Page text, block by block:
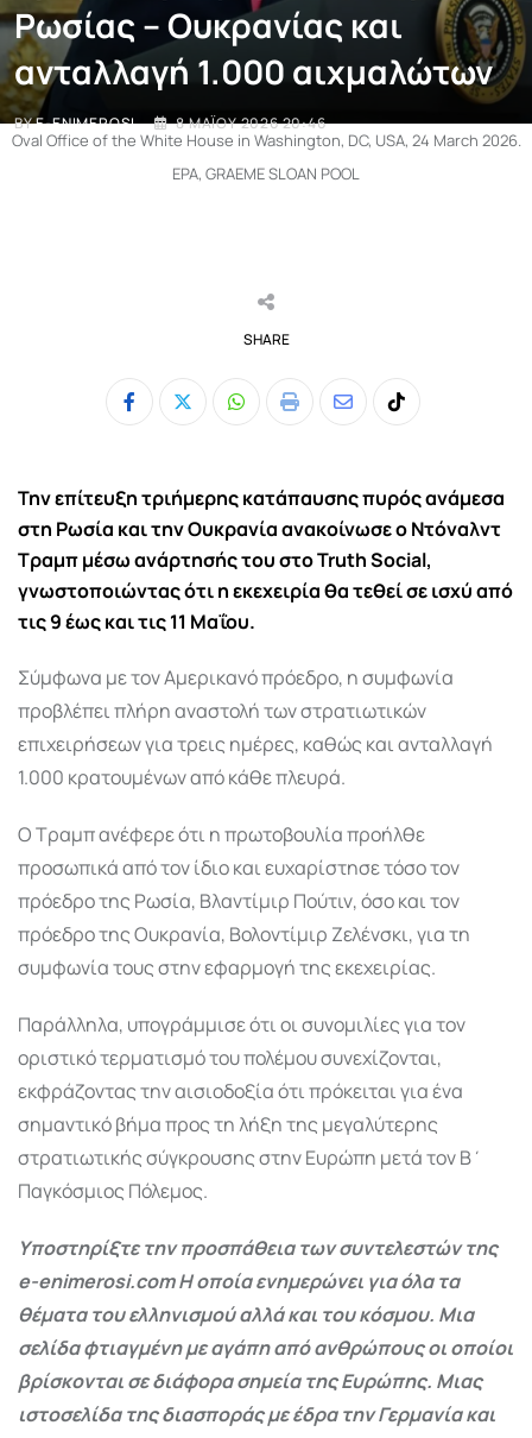
Ρωσίας – Ουκρανίας και
ανταλλαγή 1.000 αιχμαλώτων
BYE-ENIMEROSI 8 ΜΑΪ́ΟΥ 2026 20:46
Oval Office of the White House in Washington, DC, USA, 24 March 2026.
EPA, GRAEME SLOAN POOL
SHARE
Whatsapp
Print
ShareTiktok
Την επίτευξη τριήμερης κατάπαυσης πυρός ανάμεσα
στη Ρωσία και τηνΟυκρανίαανακοίνωσε οΝτόναλντ
Τραμπμέσω ανάρτησής του στο Truth Social,
γνωστοποιώντας ότι η εκεχειρία θα τεθεί σε ισχύ από
τις 9 έως και τις 11 Μαΐου.
Σύμφωνα με τον Αμερικανό πρόεδρο, η συμφωνία
προβλέπει πλήρη αναστολή των στρατιωτικών
επιχειρήσεων για τρεις ημέρες, καθώς και ανταλλαγή
1.000 κρατουμένων από κάθε πλευρά.
Ο Τραμπ ανέφερε ότι η πρωτοβουλία προήλθε
προσωπικά από τον ίδιο και ευχαρίστησε τόσο τον
πρόεδρο της Ρωσία, Βλαντίμιρ Πούτιν, όσο και τον
πρόεδρο τηςΟυκρανία, Βολοντίμιρ Ζελένσκι, για τη
συμφωνία τους στην εφαρμογή της εκεχειρίας.
Παράλληλα, υπογράμμισε ότι οι συνομιλίες για τον
οριστικό τερματισμό του πολέμου συνεχίζονται,
εκφράζοντας την αισιοδοξία ότι πρόκειται για ένα
σημαντικό βήμα προς τη λήξη της μεγαλύτερης
στρατιωτικής σύγκρουσης στην Ευρώπη μετά τονΒ΄
Παγκόσμιος Πόλεμος.
Υποστηρίξτε την προσπάθεια των συντελεστών της
e-enimerosi.com Η οποία ενημερώνει για όλα τα
θέματα του ελληνισμού αλλά και του κόσμου. Μια
σελίδα φτιαγμένη με αγάπη από ανθρώπους οι οποίοι
βρίσκονται σε διάφορα σημεία της Ευρώπης. Μιας
ιστοσελίδα της διασποράς με έδρα την Γερμανία και